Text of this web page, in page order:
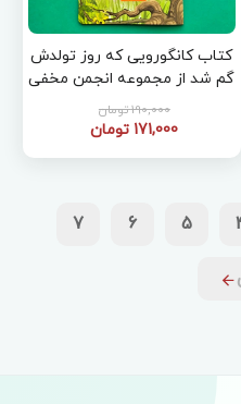
کتاب کانگورویی که روز تولدش
گم شد از مجموعه انجمن مخفی
حیوانات 2
190,000 تومان
171,000 تومان
5
6
7